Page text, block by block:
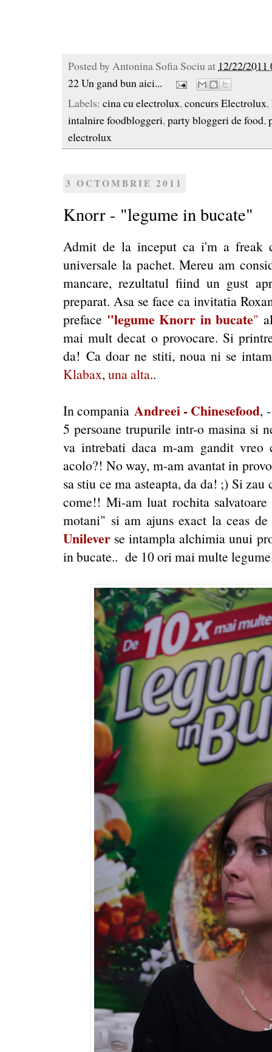
Posted by Antonina Sofia Sociu at 12/22/2011
22 Un gand bun aici...
Labels: cina cu electrolux,concurs Electrolux,
intalnire foodbloggeri,party bloggeri de food,
electrolux
3 OCTOMBRIE 2011
Knorr - "legume in bucate"
Admit de la inceput ca i'm a freak
universale la pachet. Mereu am
mancare, rezultatul fiind un gust
preparat. Asa se face ca invitatia
preface "legume Knorr in bucate"
mai mult decat o provocare. Si
da! Ca doar ne stiti, noua ni se
Klabax,una alta..
In compania Andreei - Chinesefood,
5 persoane trupurile intr-o masina si
va intrebati daca m-am gandit
acolo?! No way, m-am avantat in
sa stiu ce ma asteapta, da da! ;) Si
come!! Mi-am luat rochita
motani" si am ajuns exact la ceas
Unilever se intampla alchimia unui
in bucate.. de 10 ori mai multe